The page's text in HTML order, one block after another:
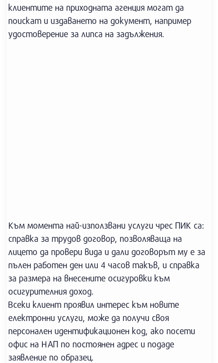
клиентите на приходната агенция могат да
поискат и издаването на документ, например
удостоверение за липса на задължения.
Към момента най-използвани услуги чрес ПИК са:
справка за трудов договор, позволяваща на
лицето да провери вида и дали договорът му е за
пълен работен ден или 4 часов такъв, и справка
за размера на внесените осигуровки към
осигурителния доход.
Всеки клиент проявил интерес към новите
електронни услуги, може да получи своя
персонален идентификационен код, ако посети
офис на НАП по постоянен адрес и подаде
заявление по образец.